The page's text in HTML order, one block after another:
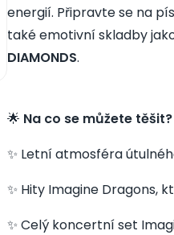
energií. Připravte se na
také emotivní skladby
DIAMONDS.
🌟 Na co se můžete těšit?
✨ Letní atmosféra
✨ Hity Imagine Dragons,
✨ Celý koncertní set